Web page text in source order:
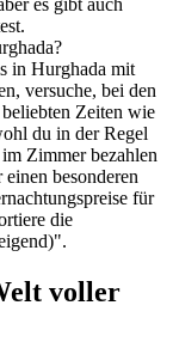
es gibt auch
in Hurghada mit
versuche, bei den
Zeiten wie
du in der Regel
Zimmer bezahlen
besonderen
für
die
voller